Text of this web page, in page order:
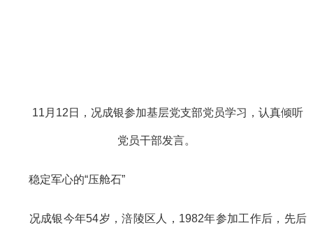
11月12日，况成银参加基层党支部党员学习，认真倾听
党员干部发言。
稳定军心的“压舱石”
况成银今年54岁，涪陵区人，1982年参加工作后，先后